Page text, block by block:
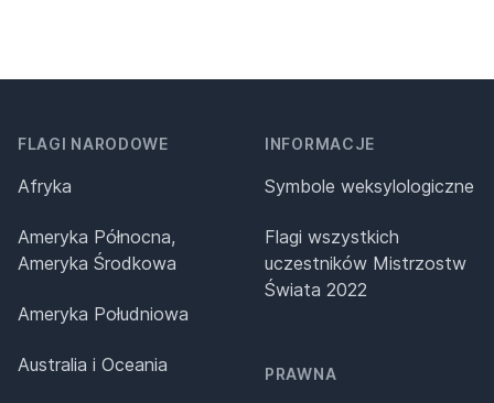
FLAGI NARODOWE
Afryka
Ameryka Północna,
Ameryka Środkowa
Ameryka Południowa
Australia i Oceania
INFORMACJE
Symbole weksylologiczne
Flagi wszystkich
uczestników Mistrzostw
Świata 2022
PRAWNA